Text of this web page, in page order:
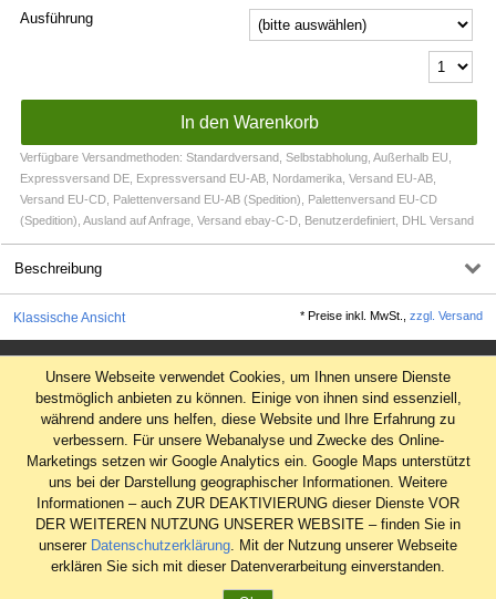
Ausführung
Verfügbare Versandmethoden: Standardversand, Selbstabholung, Außerhalb EU,
Expressversand DE, Expressversand EU-AB, Nordamerika, Versand EU-AB,
Versand EU-CD, Palettenversand EU-AB (Spedition), Palettenversand EU-CD
(Spedition), Ausland auf Anfrage, Versand ebay-C-D, Benutzerdefiniert, DHL Versand
Beschreibung
Klassische Ansicht *Preise inkl. MwSt.,zzgl. Versand
AGB
Datenschutz
Widerrufsrecht
Unsere Webseite verwendet Cookies, um Ihnen unsere Dienste
bestmöglich anbieten zu können. Einige von ihnen sind essenziell,
während andere uns helfen, diese Website und Ihre Erfahrung zu
verbessern. Für unsere Webanalyse und Zwecke des Online-
Marketings setzen wir Google Analytics ein. Google Maps unterstützt
uns bei der Darstellung geographischer Informationen. Weitere
Informationen – auch ZUR DEAKTIVIERUNG dieser Dienste VOR
DER WEITEREN NUTZUNG UNSERER WEBSITE – finden Sie in
unserer Datenschutzerklärung. Mit der Nutzung unserer Webseite
erklären Sie sich mit dieser Datenverarbeitung einverstanden.